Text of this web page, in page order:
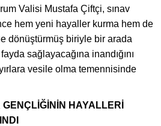
Valisi Mustafa Çiftçi, sınav
hem yeni hayaller kurma hem de
dönüştürmüş biriyle bir arada
sağlayacağına inandığını
vesile olma temennisinde
HAYALLERİ